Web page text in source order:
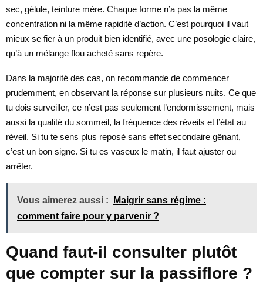
sec, gélule, teinture mère. Chaque forme n’a pas la même
concentration ni la même rapidité d’action. C’est pourquoi il vaut
mieux se fier à un produit bien identifié, avec une posologie claire,
qu’à un mélange flou acheté sans repère.
Dans la majorité des cas, on recommande de commencer
prudemment, en observant la réponse sur plusieurs nuits. Ce que
tu dois surveiller, ce n’est pas seulement l’endormissement, mais
aussi la qualité du sommeil, la fréquence des réveils et l’état au
réveil. Si tu te sens plus reposé sans effet secondaire gênant,
c’est un bon signe. Si tu es vaseux le matin, il faut ajuster ou
arrêter.
Vous aimerez aussi :
Maigrir sans régime :
comment faire pour y parvenir ?
Quand faut-il consulter plutôt
que compter sur la passiflore ?